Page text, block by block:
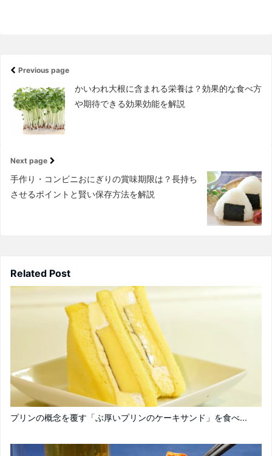
Previous page
かいわれ大根に含まれる栄養は？効果的な食べ方
や期待できる効果効能を解説
Next page
手作り・コンビニおにぎりの賞味期限は？長持ち
させるポイントと賢い保存方法を解説
Related Post
プリンの概念を覆す「ぶ厚いプリンのケーキサンド」を食べ...